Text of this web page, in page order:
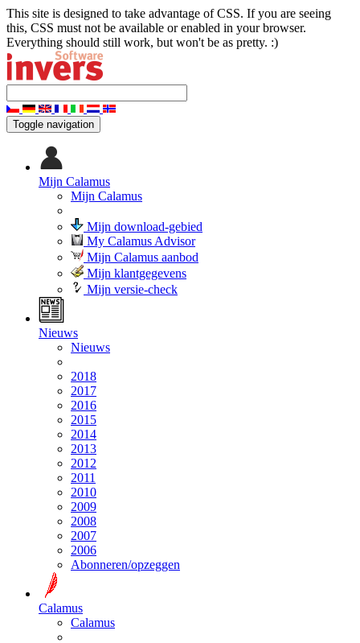
This site is designed to take advantage of CSS. If you are seeing
this, CSS must not be available or enabled in your browser.
Everything should still work, but won't be as pretty. :)
Toggle navigation
Mijn Calamus
Mijn Calamus
Mijn download-gebied
My Calamus Advisor
Mijn Calamus aanbod
Mijn klantgegevens
Mijn versie-check
Nieuws
Nieuws
2018
2017
2016
2015
2014
2013
2012
2011
2010
2009
2008
2007
2006
Abonneren/opzeggen
Calamus
Calamus